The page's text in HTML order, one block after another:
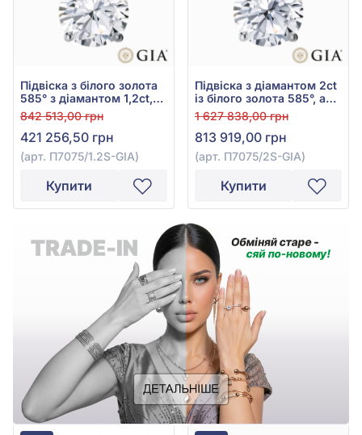
Підвіска з білого золота
585° з діамантом 1,2ct,
арт. П7075/1.2S-GIA
842 513,00 грн
421 256,50 грн
(арт. П7075/1.2S-GIA)
Купити
Підвіска з діамантом 2ct
із білого золота 585°, арт.
П7075/2S-GIA
1 627 838,00 грн
813 919,00 грн
(арт. П7075/2S-GIA)
Купити